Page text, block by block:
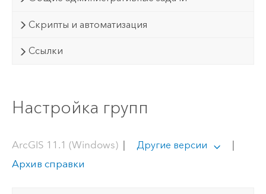
Скрипты и автоматизация
Ссылки
Настройка групп
ArcGIS 11.1 (Windows)| Другие версии
Архив справки